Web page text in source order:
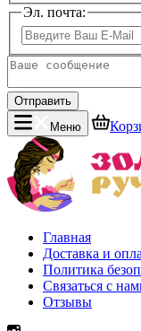
Эл. почта:
Отправить
Меню
Главная
Доставка и
Политика
Связаться с
Отзывы